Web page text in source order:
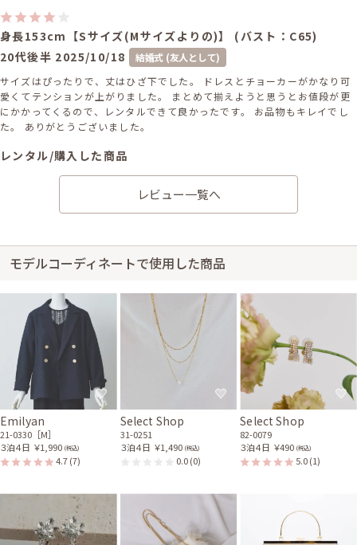
身長153cm【Sサイズ(Mサイズよりの)】 (バスト：C65)
20代後半 2025/10/18
結婚式 (友人として)
サイズはぴったりで、丈はひざ下でした。 ドレスとチョーカーがかなり可
愛くてテンションが上がりました。 まとめて揃えようと思うとお値段が更
にかかってくるので、レンタルできて良かったです。 お品物もキレイでし
た。 ありがとうございました。
レンタル/購入した商品
51-0215
53-0008
ゴールドのフラワーヘアク
リップ
ベージュのフラワーレース
サブバッグ
52-0009
レビュー一覧へ
モデルコーディネートで使用した商品
Emilyan
21-0330［M］
３泊４日 ￥1,990 (税込)
4.7(7)
Select Shop
31-0251
３泊４日 ￥1,490 (税込)
0.0(0)
Select Shop
82-0079
３泊４日 ￥490 (税込)
5.0(1)